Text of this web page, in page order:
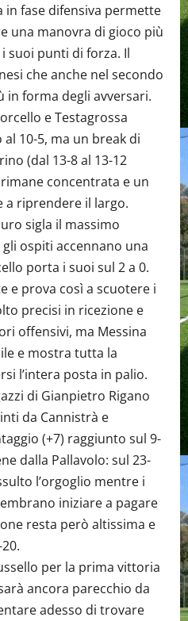
in fase difensiva permette
una manovra di gioco più
suoi punti di forza. Il
che anche nel secondo
in forma degli avversari.
e Testagrossa
10-5, ma un break di
(dal 13-8 al 13-12
concentrata e un
a riprendere il largo.
sigla il massimo
ospiti accennano una
porta i suoi sul 2 a 0.
e prova così a scuotere i
precisi in ricezione e
offensivi, ma Messina
e mostra tutta la
l’intera posta in palio.
di Gianpietro Rigano
da Cannistrà e
(+7) raggiunto sul 9-
dalla Pallavolo: sul 23-
l’orgoglio mentre i
iniziare a pagare
resta però altissima e
per la prima vittoria
ancora parecchio da
adesso di trovare